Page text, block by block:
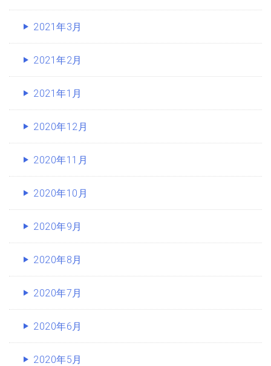
2021年3月
2021年2月
2021年1月
2020年12月
2020年11月
2020年10月
2020年9月
2020年8月
2020年7月
2020年6月
2020年5月